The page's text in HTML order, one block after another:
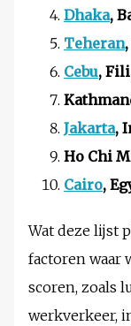
Dhaka,
Teheran
Cebu,
Jakarta,
Ho Chi
Cairo,
Wat deze lijst
factoren waar
scoren, zoals
werkverkeer,